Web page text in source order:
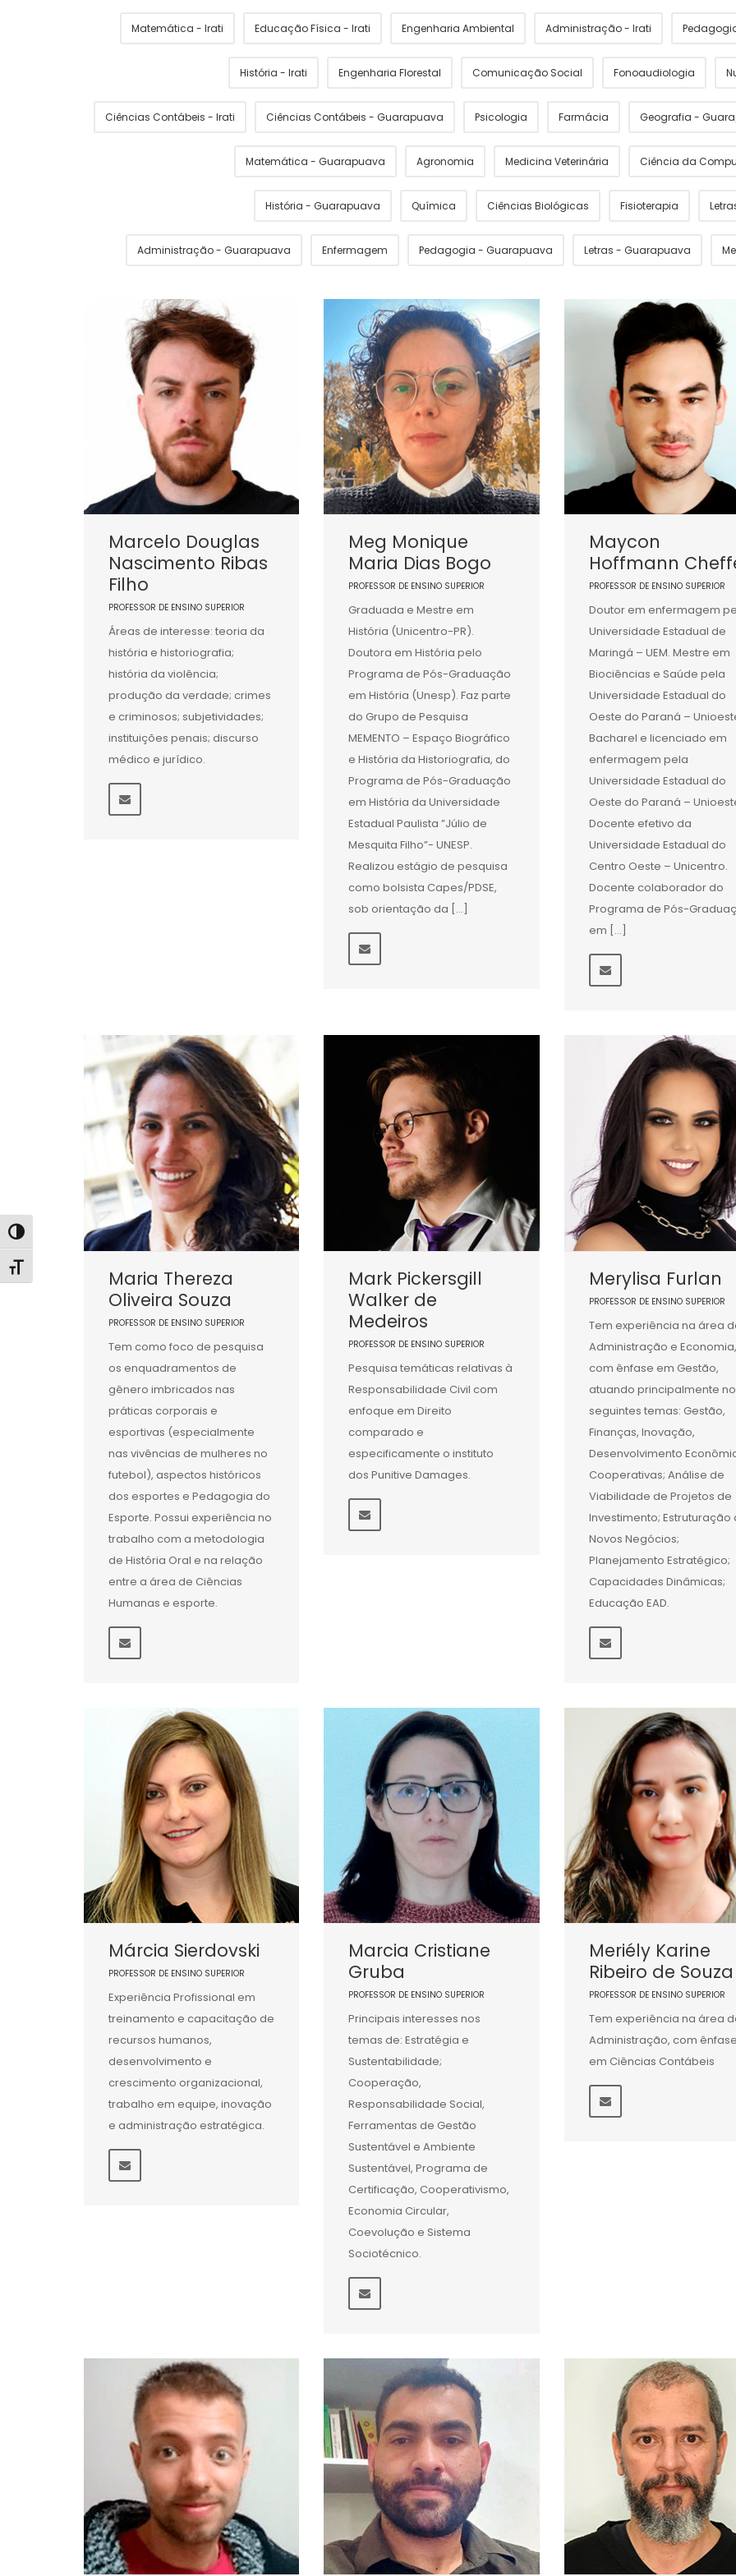
Alternar alto contraste
Alternar tamanho da fonte
Matemática - Irati Educação Física - Irati Engenharia Ambiental Administração - Irati
História - Irati Engenharia Florestal Comunicação Social Fonoaudiologia
Ciências Contábeis - Irati Ciências Contábeis - Guarapuava Psicologia Farmácia Geografia -
Matemática - Guarapuava Agronomia Medicina Veterinária Ciência da
História - Guarapuava Química Ciências Biológicas Fisioterapia
Administração - Guarapuava Enfermagem Pedagogia - Guarapuava Letras - Guarapuava
Marcelo Douglas
Nascimento Ribas
Filho
PROFESSOR DE ENSINO SUPERIOR
Áreas de interesse: teoria da
história e historiografia;
história da violência;
produção da verdade; crimes
e criminosos; subjetividades;
instituições penais; discurso
médico e jurídico.
Meg Monique
Maria Dias Bogo
PROFESSOR DE ENSINO SUPERIOR
Graduada e Mestre em
História (Unicentro-PR).
Doutora em História pelo
Programa de Pós-Graduação
em História (Unesp). Faz parte
do Grupo de Pesquisa
MEMENTO – Espaço Biográfico
e História da Historiografia, do
Programa de Pós-Graduação
em História da Universidade
Estadual Paulista ”Júlio de
Mesquita Filho”- UNESP.
Realizou estágio de pesquisa
como bolsista Capes/PDSE,
sob orientação da […]
Maycon
Hoffmann
PROFESSOR DE ENSINO SUPERIOR
Doutor em enfermagem
Universidade Estadual de
Maringá – UEM. Mestre em
Biociências e Saúde pela
Universidade Estadual do
Oeste do Paraná –
Bacharel e licenciado em
enfermagem pela
Universidade Estadual do
Oeste do Paraná –
Docente efetivo da
Universidade Estadual do
Centro Oeste – Unicentro.
Docente colaborador do
Programa de Pós-
em […]
Maria Thereza
Oliveira Souza
PROFESSOR DE ENSINO SUPERIOR
Tem como foco de pesquisa
os enquadramentos de
gênero imbricados nas
práticas corporais e
esportivas (especialmente
nas vivências de mulheres no
futebol), aspectos históricos
dos esportes e Pedagogia do
Esporte. Possui experiência no
trabalho com a metodologia
de História Oral e na relação
entre a área de Ciências
Humanas e esporte.
Mark Pickersgill
Walker de
Medeiros
PROFESSOR DE ENSINO SUPERIOR
Pesquisa temáticas relativas à
Responsabilidade Civil com
enfoque em Direito
comparado e
especificamente o instituto
dos Punitive Damages.
Merylisa Furlan
PROFESSOR DE ENSINO SUPERIOR
Tem experiência na área
Administração e Economia,
com ênfase em Gestão,
atuando principalmente
seguintes temas: Gestão,
Finanças, Inovação,
Desenvolvimento
Cooperativas; Análise de
Viabilidade de Projetos de
Investimento; Estruturação
Novos Negócios;
Planejamento Estratégico;
Capacidades Dinâmicas;
Educação EAD.
Márcia Sierdovski
PROFESSOR DE ENSINO SUPERIOR
Experiência Profissional em
treinamento e capacitação de
recursos humanos,
desenvolvimento e
crescimento organizacional,
trabalho em equipe, inovação
e administração estratégica.
Marcia Cristiane
Gruba
PROFESSOR DE ENSINO SUPERIOR
Principais interesses nos
temas de: Estratégia e
Sustentabilidade;
Cooperação,
Responsabilidade Social,
Ferramentas de Gestão
Sustentável e Ambiente
Sustentável, Programa de
Certificação, Cooperativismo,
Economia Circular,
Coevolução e Sistema
Sociotécnico.
Meriély Karine
Ribeiro de Souza
PROFESSOR DE ENSINO SUPERIOR
Tem experiência na área
Administração, com
em Ciências Contábeis